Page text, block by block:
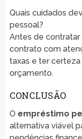
Quais cuidados
pessoal?
Antes de
contrato com
taxas e ter
orçamento.
CONCLUSÃO
O empréstimo
alternativa viável